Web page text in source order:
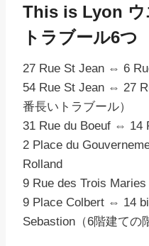
This is Lyon
トラブール6つ
27 Rue St Jean ⇔ 6
54 Rue St Jean ⇔ 27
番長いトラブール）
31 Rue du Boeuf ⇔ 14
2 Place du
Rolland
9 Rue des Trois
9 Place Colbert ⇔ 14
Sebastion（6階建ての